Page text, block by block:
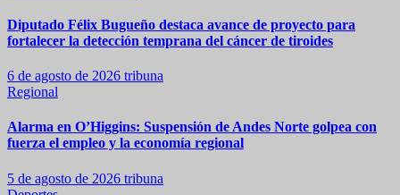
Diputado Félix Bugueño destaca avance de proyecto para
fortalecer la detección temprana del cáncer de tiroides
6 de agosto de 2026 tribuna
Regional
Alarma en O’Higgins: Suspensión de Andes Norte golpea con
fuerza el empleo y la economía regional
5 de agosto de 2026 tribuna